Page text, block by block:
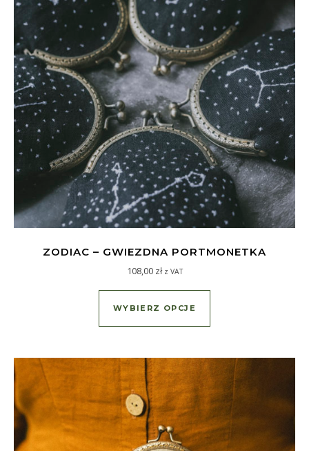
ZODIAC – GWIEZDNA PORTMONETKA
108,00 zł z VAT
WYBIERZ OPCJE
Ten produkt ma